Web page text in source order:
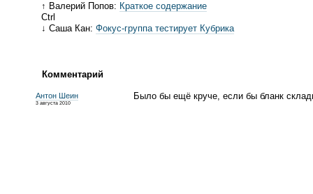
↑ Валерий Попов: Краткое содержание
Ctrl
↓ Саша Кан: Фокус-группа тестирует Кубрика
Комментарий
Антон Шеин
3 августа 2010
Было бы ещё круче, если бы бланк